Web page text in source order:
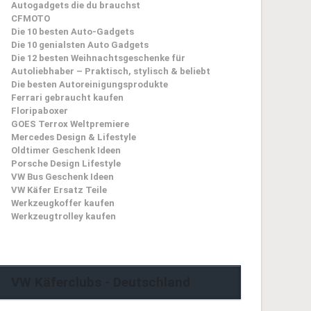
Autogadgets die du brauchst
CFMOTO
Die 10 besten Auto-Gadgets
Die 10 genialsten Auto Gadgets
Die 12 besten Weihnachtsgeschenke für
Autoliebhaber – Praktisch, stylisch & beliebt
Die besten Autoreinigungsprodukte
Ferrari gebraucht kaufen
Floripaboxer
GOES Terrox Weltpremiere
Mercedes Design & Lifestyle
Oldtimer Geschenk Ideen
Porsche Design Lifestyle
VW Bus Geschenk Ideen
VW Käfer Ersatz Teile
Werkzeugkoffer kaufen
Werkzeugtrolley kaufen